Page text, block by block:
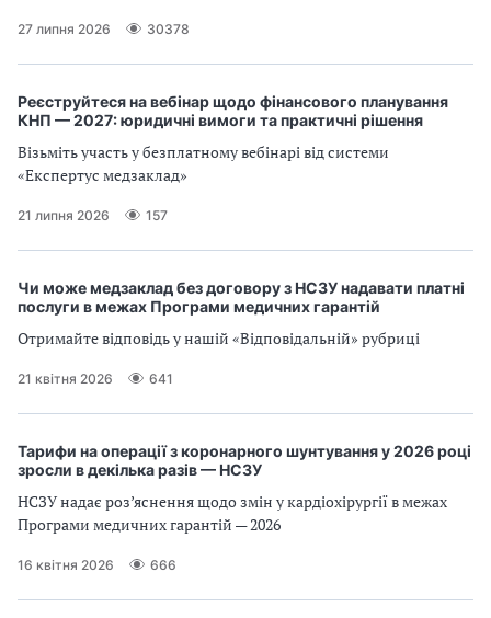
27 липня 2026 30378
Реєструйтеся на вебінар щодо фінансового планування
КНП — 2027: юридичні вимоги та практичні рішення
Візьміть участь у безплатному вебінарі від системи
«Експертус медзаклад»
21 липня 2026 157
Чи може медзаклад без договору з НСЗУ надавати платні
послуги в межах Програми медичних гарантій
Отримайте відповідь у нашій «Відповідальній» рубриці
21 квітня 2026 641
Тарифи на операції з коронарного шунтування у 2026 році
зросли в декілька разів — НСЗУ
НСЗУ надає роз’яснення щодо змін у кардіохірургії в межах
Програми медичних гарантій — 2026
16 квітня 2026 666